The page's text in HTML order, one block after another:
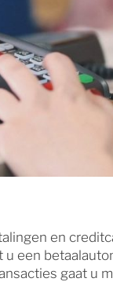
en
een
gaat u